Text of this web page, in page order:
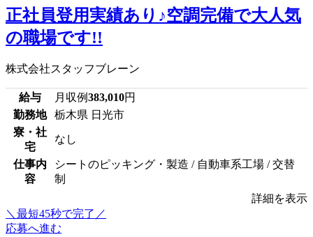
正社員登用実績あり♪空調完備で大人気
の職場です!!
株式会社スタッフブレーン
給与 月収例383,010円
勤務地
栃木県 日光市
寮・社
宅
なし
仕事内
容
シートのピッキング・製造 / 自動車系工場 / 交替
制
詳細を表示
＼最短45秒で完了／
応募へ進む